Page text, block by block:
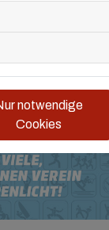
notwendige
Cookies